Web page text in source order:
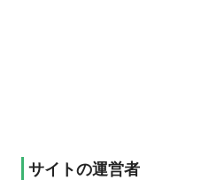
サイトの運営者